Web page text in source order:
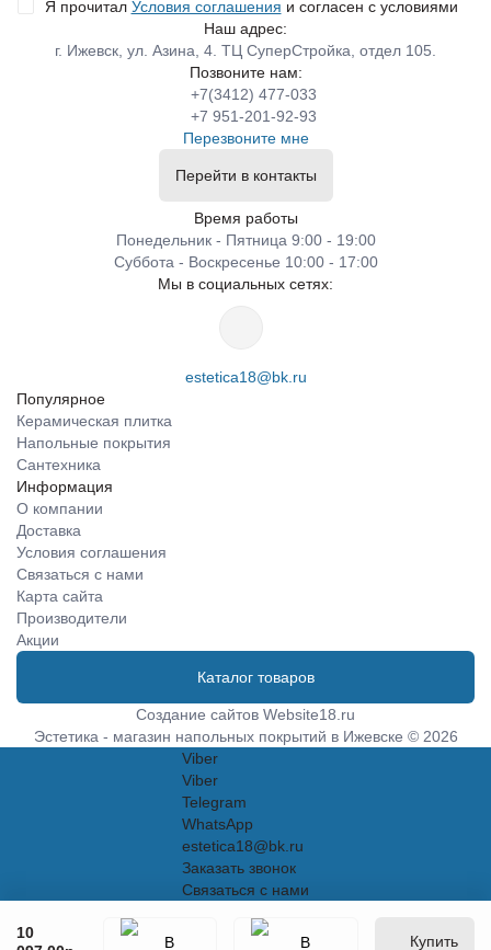
10
Купить
Я прочитал Условия соглашения и согласен с условиями
Наш адрес:
г. Ижевск, ул. Азина, 4. ТЦ СуперСтройка, отдел 105.
Позвоните нам:
+7(3412) 477-033
+7 951-201-92-93
Перезвоните мне
Перейти в контакты
Время работы
Понедельник - Пятница 9:00 - 19:00
Суббота - Воскресенье 10:00 - 17:00
Мы в социальных сетях:
estetica18@bk.ru
Популярное
Керамическая плитка
Напольные покрытия
Сантехника
Информация
О компании
Доставка
Условия соглашения
Связаться с нами
Карта сайта
Производители
Акции
Каталог товаров
Создание сайтов Website18.ru
Эстетика - магазин напольных покрытий в Ижевске © 2026
Viber
Viber
Telegram
WhatsApp
estetica18@bk.ru
Заказать звонок
Связаться с нами